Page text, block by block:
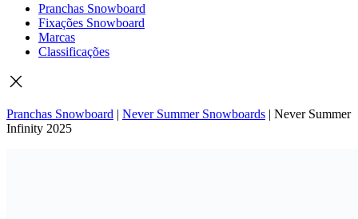
Pranchas Snowboard
Fixações Snowboard
Marcas
Classificações
Pranchas Snowboard | Never Summer Snowboards | Never Summer
Infinity 2025